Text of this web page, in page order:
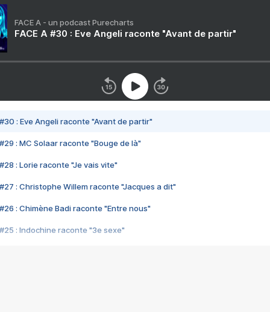
FACE A - un podcast Purecharts
FACE A #30 : Eve Angeli raconte "Avant de partir"
#30 : Eve Angeli raconte "Avant de partir"
#29 : MC Solaar raconte "Bouge de là"
#28 : Lorie raconte "Je vais vite"
#27 : Christophe Willem raconte "Jacques a dit"
#26 : Chimène Badi raconte "Entre nous"
#25 : Indochine raconte "3e sexe"